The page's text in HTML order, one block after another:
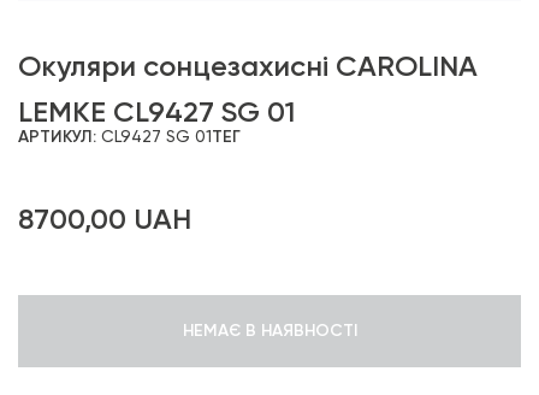
Окуляри сонцезахисні CAROLINA
LEMKE CL9427 SG 01
АРТИКУЛ: CL9427 SG 01ТЕГ
8700,00 UAH
НЕМАЄ В НАЯВНОСТІ